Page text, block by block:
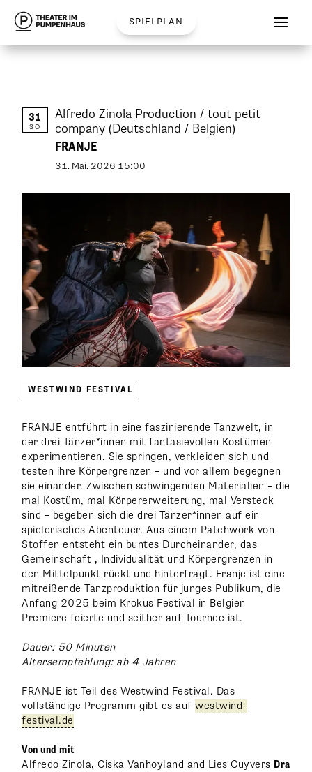
spielplan
31
SO
Alfredo Zinola Production / tout petit
company(Deutschland / Belgien)
FRANJE
31. Mai. 2026 15:00
WESTWIND FESTIVAL
FRANJE entführt in eine faszinierende Tanzwelt, in
der drei Tänzer*innen mit fantasievollen Kostümen
experimentieren. Sie springen, verkleiden sich und
testen ihre Körpergrenzen – und vor allem begegnen
sie einander. Zwischen schwingenden Materialien – die
mal Kostüm, mal Körpererweiterung, mal Versteck
sind – begeben sich die drei Tänzer*innen auf ein
spielerisches Abenteuer. Aus einem Patchwork von
Stoffen entsteht ein buntes Durcheinander, das
Gemeinschaft , Individualität und Körpergrenzen in
den Mittelpunkt rückt und hinterfragt. Franje ist eine
mitreißende Tanzproduktion für junges Publikum, die
Anfang 2025 beim Krokus Festival in Belgien
Premiere feierte und seither auf Tournee ist.
Dauer: 50 Minuten
Altersempfehlung: ab 4 Jahren
FRANJE ist Teil des Westwind Festival. Das
vollständige Programm gibt es aufwestwind-
festival.de
Von und mit
Alfredo Zinola, Ciska Vanhoyland and Lies Cuyvers Dra